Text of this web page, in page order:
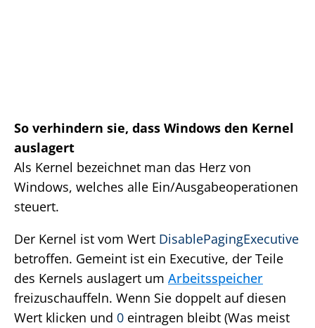
So verhindern sie, dass Windows den Kernel
auslagert
Als Kernel bezeichnet man das Herz von
Windows, welches alle Ein/Ausgabeoperationen
steuert.
Der Kernel ist vom Wert DisablePagingExecutive
betroffen. Gemeint ist ein Executive, der Teile
des Kernels auslagert um Arbeitsspeicher
freizuschauffeln. Wenn Sie doppelt auf diesen
Wert klicken und 0 eintragen bleibt (Was meist